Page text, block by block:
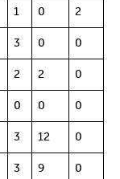
1 0 2
3 0 0
2 2 0
0 0 0
3 12 0
3 9 0